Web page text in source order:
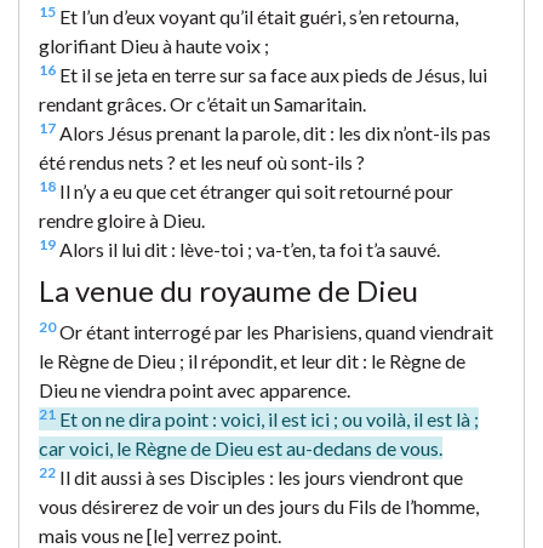
15 Et l’un d’eux voyant qu’il était guéri, s’en retourna,
glorifiant Dieu à haute voix ;
16 Et il se jeta en terre sur sa face aux pieds de Jésus, lui
rendant grâces. Or c’était un Samaritain.
17 Alors Jésus prenant la parole, dit : les dix n’ont-ils pas
été rendus nets ? et les neuf où sont-ils ?
18 Il n’y a eu que cet étranger qui soit retourné pour
rendre gloire à Dieu.
19 Alors il lui dit : lève-toi ; va-t’en, ta foi t’a sauvé.
La venue du royaume de Dieu
20Or étant interrogé par les Pharisiens, quand viendrait
le Règne de Dieu ; il répondit, et leur dit : le Règne de
Dieu ne viendra point avec apparence.
21 Et on ne dira point : voici, il est ici ; ou voilà, il est là ;
car voici, le Règne de Dieu est au-dedans de vous.
22 Il dit aussi à ses Disciples : les jours viendront que
vous désirerez de voir un des jours du Fils de l’homme,
mais vous ne [le] verrez point.